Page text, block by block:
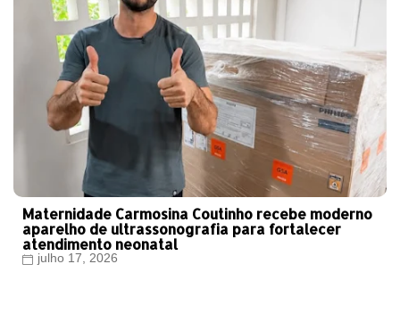
Maternidade Carmosina Coutinho recebe moderno
aparelho de ultrassonografia para fortalecer
atendimento neonatal
julho 17, 2026